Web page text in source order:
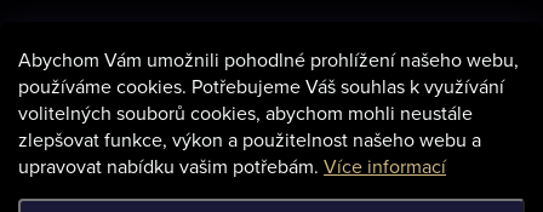
Abychom Vám umožnili pohodlné prohlížení našeho webu,
používáme cookies. Potřebujeme Váš souhlas k využívání
volitelných souborů cookies, abychom mohli neustále
zlepšovat funkce, výkon a použitelnost našeho webu a
upravovat nabídku vašim potřebám. Více informací
Informace pro vás